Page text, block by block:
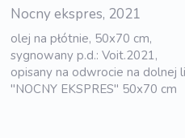
Nocny ekspres, 2021
olej na płótnie, 50x70 cm,
sygnowany p.d.: Voit.2021,
opisany na odwrocie na dolnej
"NOCNY EKSPRES" 50x70 cm